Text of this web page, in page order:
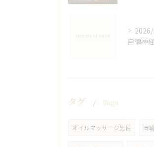
タグ Tags
オイルマッサージ男性 岡